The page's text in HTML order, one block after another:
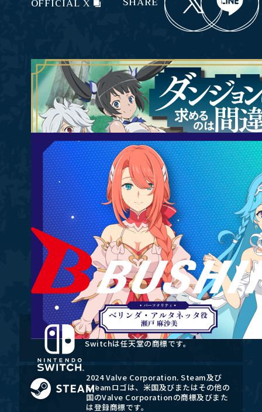
Nintendo Switchのロゴ・Nintendo
Switchは任天堂の商標です。
2024 Valve Corporation. Steam及び
Steamロゴは、米国及びまたはその他の
国のValve Corporationの商標及びまた
は登録商標です。